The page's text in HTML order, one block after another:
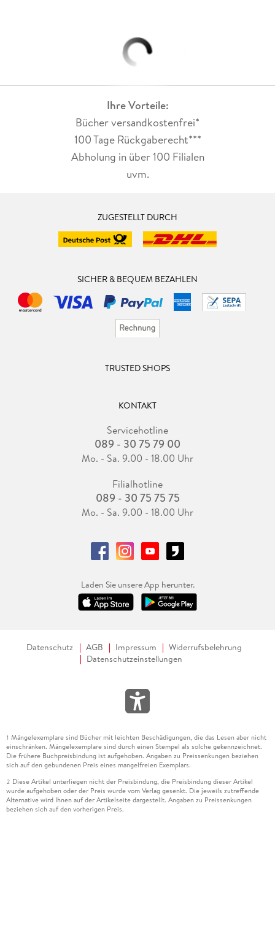
Ihre Vorteile:
Bücher versandkostenfrei*
100 Tage Rückgaberecht***
Abholung in über 100 Filialen
uvm.
ZUGESTELLT DURCH
SICHER & BEQUEM BEZAHLEN
TRUSTED SHOPS
KONTAKT
Servicehotline
089 - 30 75 79 00
Mo. - Sa. 9.00 - 18.00 Uhr
Filialhotline
089 - 30 75 75 75
Mo. - Sa. 9.00 - 18.00 Uhr
Laden Sie unsere App herunter.
Datenschutz AGB Impressum
Widerrufsbelehrung
Datenschutzeinstellungen
1 Mängelexemplare sind Bücher mit leichten Beschädigungen, die das Lesen aber nicht
einschränken. Mängelexemplare sind durch einen Stempel als solche gekennzeichnet.
Die frühere Buchpreisbindung ist aufgehoben. Angaben zu Preissenkungen beziehen
sich auf den gebundenen Preis eines mangelfreien Exemplars.
2 Diese Artikel unterliegen nicht der Preisbindung, die Preisbindung dieser Artikel
wurde aufgehoben oder der Preis wurde vom Verlag gesenkt. Die jeweils zutreffende
Alternative wird Ihnen auf der Artikelseite dargestellt. Angaben zu Preissenkungen
beziehen sich auf den vorherigen Preis.